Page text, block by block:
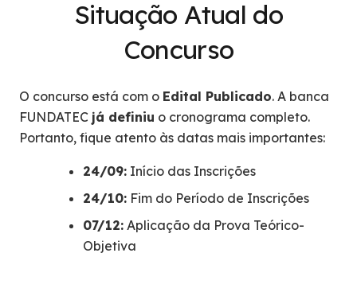
Situação Atual do
Concurso
O concurso está com o Edital Publicado. A banca
FUNDATEC já definiu o cronograma completo.
Portanto, fique atento às datas mais importantes:
24/09: Início das Inscrições
24/10: Fim do Período de Inscrições
07/12: Aplicação da Prova Teórico-
Objetiva